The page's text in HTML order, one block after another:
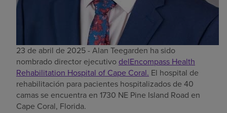
23 de abril de 2025 -Alan Teegarden ha sido
nombrado director ejecutivo delEncompass Health
Rehabilitation Hospital of Cape Coral. El hospital de
rehabilitación para pacientes hospitalizados de 40
camas se encuentra en 1730 NE Pine Island Road en
Cape Coral, Florida.